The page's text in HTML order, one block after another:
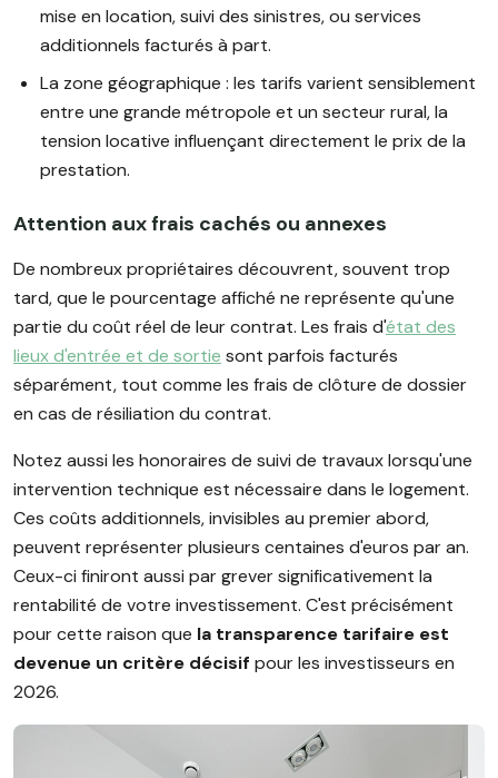
mise en location, suivi des sinistres, ou services
additionnels facturés à part.
La zone géographique : les tarifs varient sensiblement
entre une grande métropole et un secteur rural, la
tension locative influençant directement le prix de la
prestation.
Attention aux frais cachés ou annexes
De nombreux propriétaires découvrent, souvent trop
tard, que le pourcentage affiché ne représente qu'une
partie du coût réel de leur contrat. Les frais d'état des
lieux d'entrée et de sortie sont parfois facturés
séparément, tout comme les frais de clôture de dossier
en cas de résiliation du contrat.
Notez aussi les honoraires de suivi de travaux lorsqu'une
intervention technique est nécessaire dans le logement.
Ces coûts additionnels, invisibles au premier abord,
peuvent représenter plusieurs centaines d'euros par an.
Ceux-ci finiront aussi par grever significativement la
rentabilité de votre investissement. C'est précisément
pour cette raison que la transparence tarifaire est
devenue un critère décisif pour les investisseurs en
2026.